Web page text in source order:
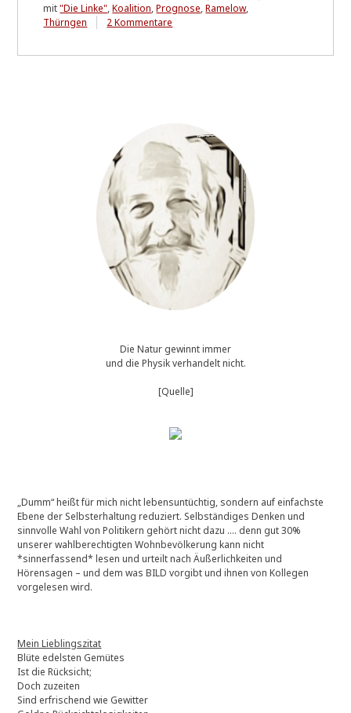
mit"Die Linke",Koalition,Prognose,Ramelow,
Thürngen
2 Kommentare
Die Natur gewinnt immer
und die Physik verhandelt nicht.
[Quelle]
„Dumm“ heißt für mich nicht lebensuntüchtig, sondern auf einfachste
Ebene der Selbsterhaltung reduziert. Selbständiges Denken und
sinnvolle Wahl von Politikern gehört nicht dazu …. denn gut 30%
unserer wahlberechtigten Wohnbevölkerung kann nicht
*sinnerfassend* lesen und urteilt nach Äußerlichkeiten und
Hörensagen – und dem was BILD vorgibt und ihnen von Kollegen
vorgelesen wird.
Mein Lieblingszitat
Blüte edelsten Gemütes
Ist die Rücksicht;
Doch zuzeiten
Sind erfrischend wie Gewitter